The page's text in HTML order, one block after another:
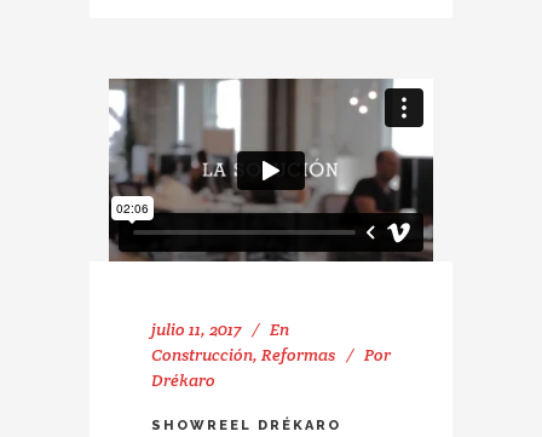
julio 11, 2017
En
Construcción, Reformas
Por
Drékaro
SHOWREEL DRÉKARO